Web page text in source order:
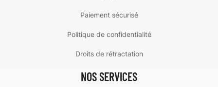
Paiement sécurisé
Politique de confidentialité
Droits de rétractation
NOS SERVICES